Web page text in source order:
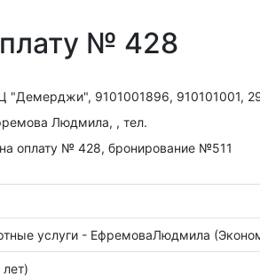
№ 428
9101001896, 910101001,
Людмила, , тел.
оплату № 428, бронирование №511
услуги - ЕфремоваЛюдмила